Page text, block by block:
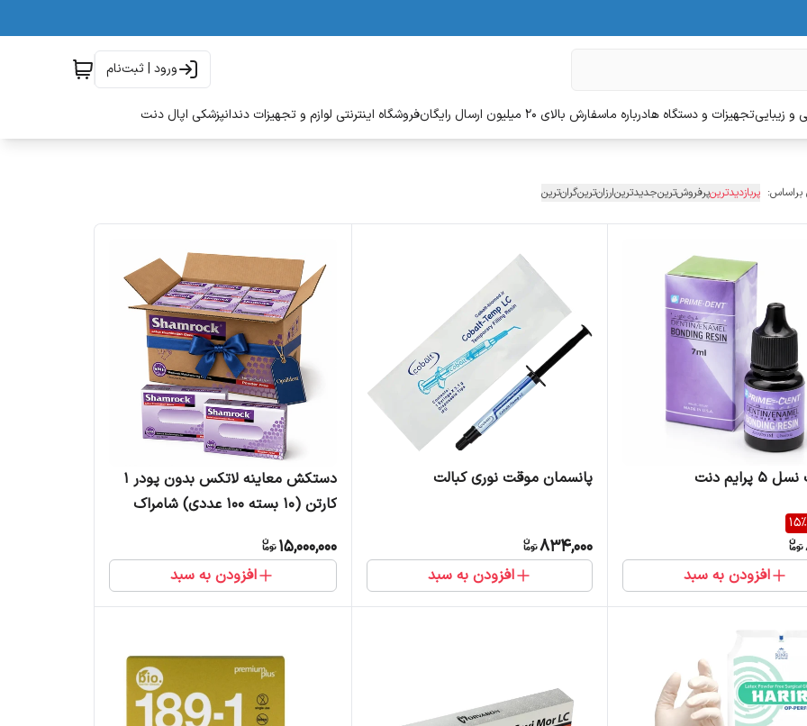
ورود | ثبت‌نام
و زیباییتجهیزات و دستگاه هادرباره ماسفارش بالای 20 میلیون ارسال رایگان فروشگاه اینترنتی لوازم و تجهیزات دندانپزشکی اپال دنت
پربازدیدترینپرفروش‌ترینجدیدترینارزان‌ترینگران‌ترین
دنت
15%
افزودن به سبد
پانسمان موقت نوری کبالت
834,000
افزودن به سبد
دستکش معاینه لاتکس بدون پودر 1
کارتن (10 بسته 100 عددی) شامراک
15,000,000
افزودن به سبد